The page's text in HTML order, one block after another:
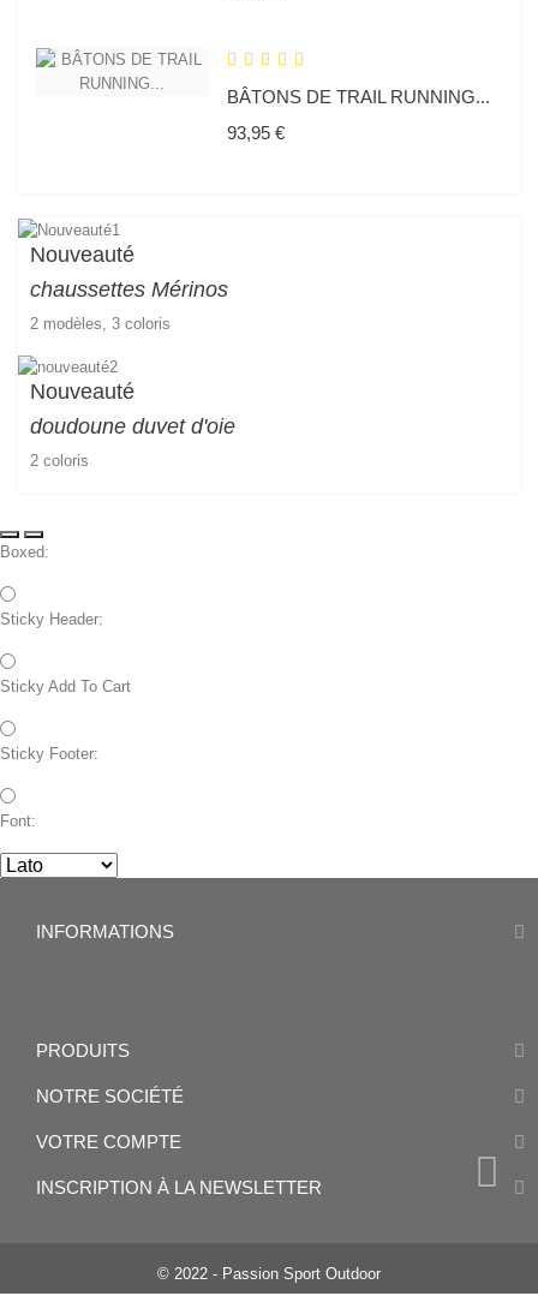
BÂTONS DE TRAIL RUNNING...
93,95 €Prix
Nouveauté
chaussettes Mérinos
2 modèles, 3 coloris
Nouveauté
doudoune duvet d'oie
2 coloris
Boxed:
Sticky Header:
Sticky Add To Cart
Sticky Footer:
Font:
INFORMATIONS
PRODUITS
NOTRE SOCIÉTÉ
VOTRE COMPTE
INSCRIPTION À LA NEWSLETTER
© 2022 - Passion Sport Outdoor